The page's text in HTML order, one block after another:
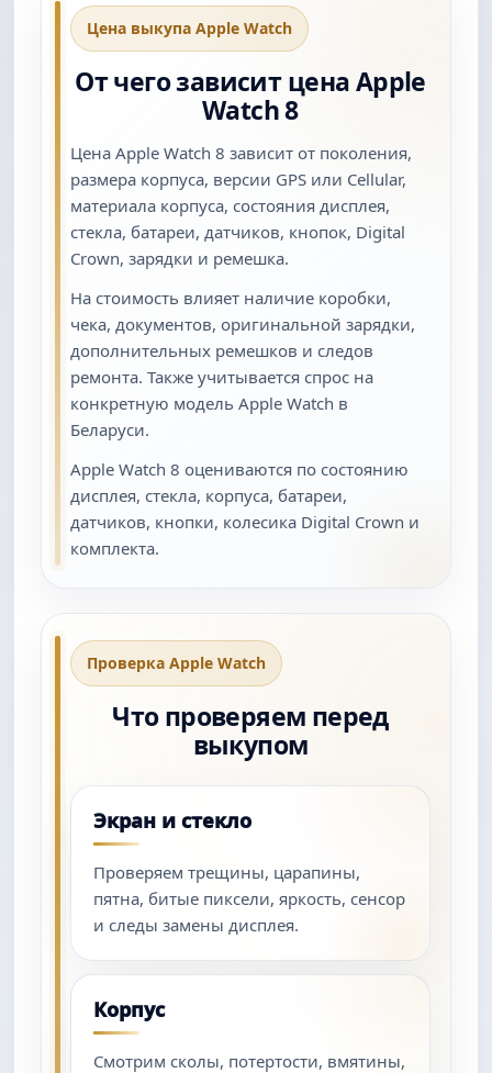
Цена выкупа Apple Watch
От чего зависит цена Apple
Watch 8
Цена Apple Watch 8 зависит от поколения,
размера корпуса, версии GPS или Cellular,
материала корпуса, состояния дисплея,
стекла, батареи, датчиков, кнопок, Digital
Crown, зарядки и ремешка.
На стоимость влияет наличие коробки,
чека, документов, оригинальной зарядки,
дополнительных ремешков и следов
ремонта. Также учитывается спрос на
конкретную модель Apple Watch в
Беларуси.
Apple Watch 8 оцениваются по состоянию
дисплея, стекла, корпуса, батареи,
датчиков, кнопки, колесика Digital Crown и
комплекта.
Проверка Apple Watch
Что проверяем перед
выкупом
Экран и стекло
Проверяем трещины, царапины,
пятна, битые пиксели, яркость, сенсор
и следы замены дисплея.
Корпус
Смотрим сколы, потертости, вмятины,